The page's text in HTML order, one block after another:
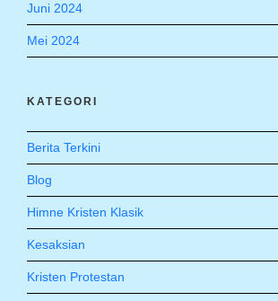
Juni 2024
Mei 2024
KATEGORI
Berita Terkini
Blog
Himne Kristen Klasik
Kesaksian
Kristen Protestan